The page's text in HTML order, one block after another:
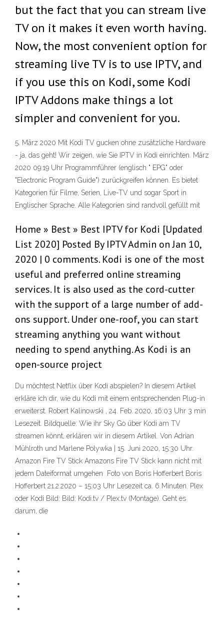
but the fact that you can stream live
TV on it makes it even worth having.
Now, the most convenient option for
streaming live TV is to use IPTV, and
if you use this on Kodi, some Kodi
IPTV Addons make things a lot
simpler and convenient for you.
5. März 2020 Mit Kodi TV gucken ohne zusätzliche Hardware
- ja, das geht! Wir zeigen, wie Sie IPTV in Kodi einrichten. März
2020 09:19 Uhr Programmführer (englisch " EPG" oder
"Electronic Program Guide") zurückgreifen können. Es bietet
Kategorien für Filme, Serien, Live-TV und sogar Sport in
Englischer Sprache. Alle Kategorien sind randvoll gefüllt mit
Home » Best » Best IPTV for Kodi [Updated
List 2020] Posted By IPTV Admin on Jan 10,
2020 | 0 comments. Kodi is one of the most
useful and preferred online streaming
services. It is also used as the cord-cutter
with the support of a large number of add-
ons support. Under one-roof, you can start
streaming anything you want without
needing to spend anything. As Kodi is an
open-source project
Du möchtest Netflix über Kodi abspielen? In diesem Artikel
erkläre ich dir, wie du Kodi mit einem entsprechenden Plug-in
erweiterst. Robert Kalinowski , 24. Feb. 2020, 16:03 Uhr 3 min
Lesezeit. Bildquelle: Wie ihr Sky Go über Kodi am TV
streamen könnt, erklären wir in diesem Artikel. Von Adrian
Mühlroth und Marlene Polywka | 15. Juni 2020, 15:30 Uhr.
Amazon Fire TV Stick Amazons Fire TV Stick kann nicht mit
jedem Dateiformat umgehen Foto von Boris Hofferbert Boris
Hofferbert 21.2.2020 – 15:03 Uhr Lesezeit ca. 6 Minuten. Plex
oder Kodi Bild: Bild: Kodi.tv / Plex.tv (Montage). Geht es
darum, die